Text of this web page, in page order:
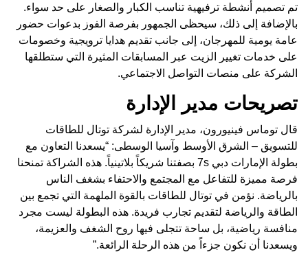
تم تصميم أنشطة ترفيهية تناسب الكبار والصغار على حد سواء.
بالإضافة إلى ذلك، سيحظى الجمهور بفرصة الفوز بدعوات حضور
عامة يومية للمهرجان، إلى جانب تقديم هدايا ترويجية وخصومات
على خدمات تغيير الزيت عبر المسابقات المثيرة التي ستطلقها
الشركة على منصات التواصل الاجتماعي.
تصريحات مدير الإدارة
قال توماس فينيورون، مدير الإدارة لشركة توتال للطاقات
للتسويق – الشرق الأوسط وآسيا الوسطى: “يسعدنا التعاون مع
بطولة الإمارات دبي 7s بصفتنا شريكاً بلاتينياً. هذه الشراكة تمنحنا
فرصة مميزة للتفاعل مع المجتمع والاحتفاء بشغف الناس
بالرياضة. نؤمن في توتال للطاقات بالقوة الملهمة التي تجمع بين
الطاقة والرياضة لتقديم تجارب فريدة. هذه البطولة ليست مجرد
منافسة رياضية، بل ساحة تتجلى فيها روح الشغف والعزيمة،
ويسعدنا أن نكون جزءاً من هذه الرحلة الرائعة.”